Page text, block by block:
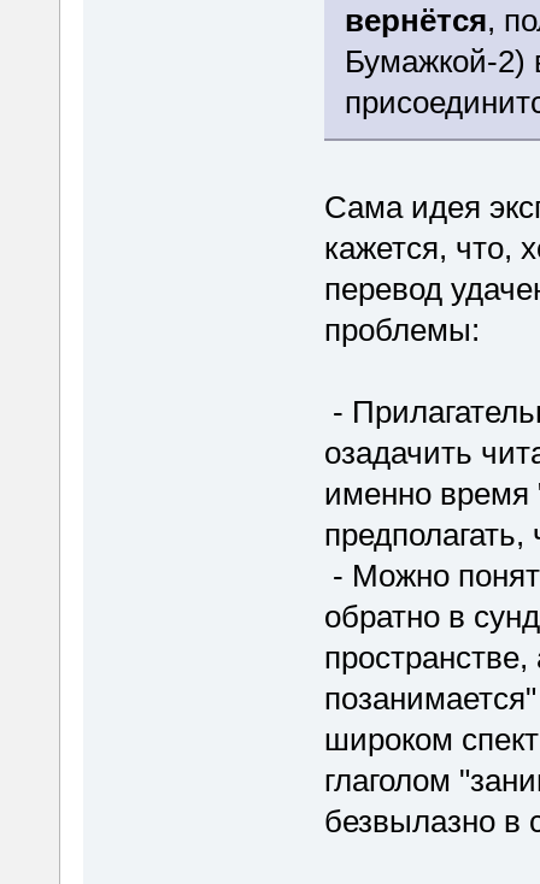
вернётся,
Бумажкой-2)
Сама идея
кажется, что,
перевод
проблемы:
-
озадачить
именно время
- Можно
обратно в
широком
глаголом
безвылазно в